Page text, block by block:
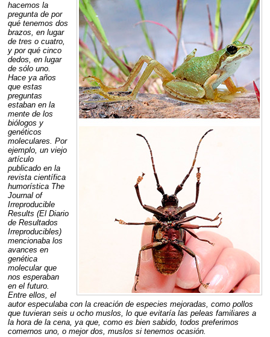
hacemos la
pregunta de por
qué tenemos dos
brazos, en lugar
de tres o cuatro,
y por qué cinco
dedos, en lugar
de sólo uno.
Hace ya años
que estas
preguntas
estaban en la
mente de los
biólogos y
genéticos
moleculares. Por
ejemplo, un viejo
artículo
publicado en la
revista científica
humorística The
Journal of
Irreproducible
Results (El Diario
de Resultados
Irreproducibles)
mencionaba los
avances en
genética
molecular que
nos esperaban
en el futuro.
Entre ellos, el
autor especulaba con la creación de especies mejoradas, como pollos
que tuvieran seis u ocho muslos, lo que evitaría las peleas familiares a
la hora de la cena, ya que, como es bien sabido, todos preferimos
comernos uno, o mejor dos, muslos si tenemos ocasión.